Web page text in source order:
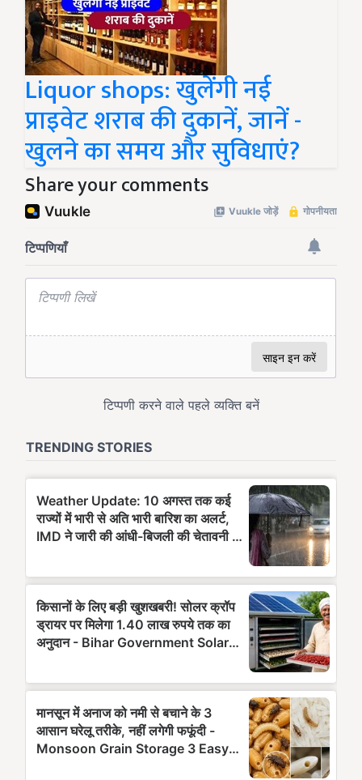
Liquor shops: खुलेंगी नई
प्राइवेट शराब की दुकानें, जानें -
खुलने का समय और सुविधाएं?
Share your comments